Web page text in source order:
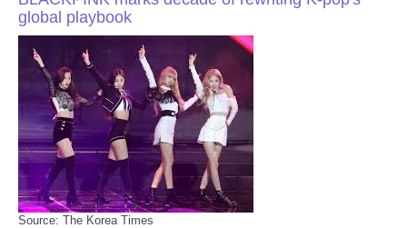
global playbook
Source: The Korea Times